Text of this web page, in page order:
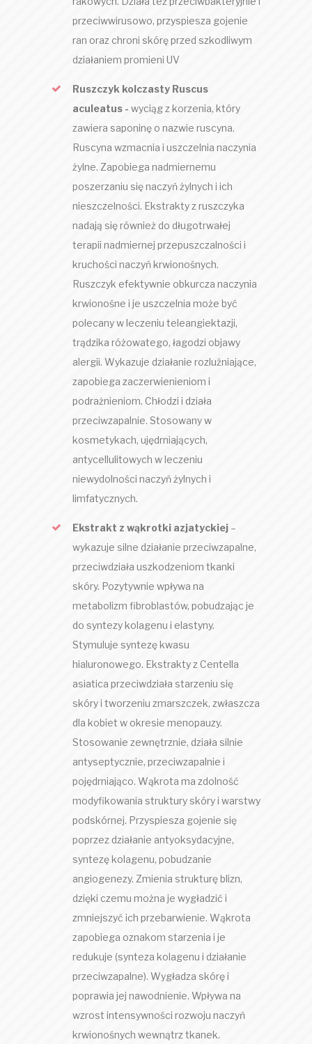
przeciwwirusowo, przyspiesza gojenie
ran oraz chroni skórę przed szkodliwym
działaniem promieni UV
Ruszczyk kolczasty Ruscus
aculeatus - wyciąg z korzenia, który
zawiera saponinę o nazwie ruscyna.
Ruscyna wzmacnia i uszczelnia naczynia
żylne. Zapobiega nadmiernemu
poszerzaniu się naczyń żylnych i ich
nieszczelności. Ekstrakty z ruszczyka
nadają się również do długotrwałej
terapii nadmiernej przepuszczalności i
kruchości naczyń krwionośnych.
Ruszczyk efektywnie obkurcza naczynia
krwionośne i je uszczelnia może być
polecany w leczeniu teleangiektazji,
trądzika różowatego, łagodzi objawy
alergii. Wykazuje działanie rozluźniające,
zapobiega zaczerwienieniom i
podrażnieniom. Chłodzi i działa
przeciwzapalnie. Stosowany w
kosmetykach, ujędrniających,
antycellulitowych w leczeniu
niewydolności naczyń żylnych i
limfatycznych.
Ekstrakt z wąkrotki azjatyckiej –
wykazuje silne działanie przeciwzapalne,
przeciwdziała uszkodzeniom tkanki
skóry. Pozytywnie wpływa na
metabolizm fibroblastów, pobudzając je
do syntezy kolagenu i elastyny.
Stymuluje syntezę kwasu
hialuronowego. Ekstrakty z Centella
asiatica przeciwdziała starzeniu się
skóry i tworzeniu zmarszczek, zwłaszcza
dla kobiet w okresie menopauzy.
Stosowanie zewnętrznie, działa silnie
antyseptycznie, przeciwzapalnie i
pojędrniająco. Wąkrota ma zdolność
modyfikowania struktury skóry i warstwy
podskórnej. Przyspiesza gojenie się
poprzez działanie antyoksydacyjne,
syntezę kolagenu, pobudzanie
angiogenezy. Zmienia strukturę blizn,
dzięki czemu można je wygładzić i
zmniejszyć ich przebarwienie. Wąkrota
zapobiega oznakom starzenia i je
redukuje (synteza kolagenu i działanie
przeciwzapalne). Wygładza skórę i
poprawia jej nawodnienie. Wpływa na
wzrost intensywności rozwoju naczyń
krwionośnych wewnątrz tkanek.